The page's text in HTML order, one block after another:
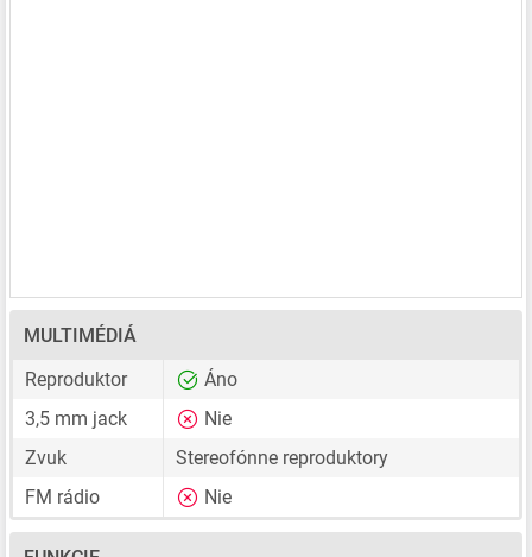
MULTIMÉDIÁ
Reproduktor
Áno
3,5 mm jack
Nie
Zvuk
Stereofónne reproduktory
FM rádio
Nie